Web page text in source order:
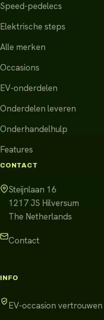
Speed-pedelecs
Elektrische steps
Alle merken
Occasions
EV-onderdelen
Onderdelen leveren
Onderhandelhulp
Features
CONTACT
Steijnlaan 16
1217 JS Hilversum
The Netherlands
Contact
INFO
EV-occasion vertrouwen